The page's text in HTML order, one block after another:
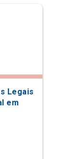
Legais
em